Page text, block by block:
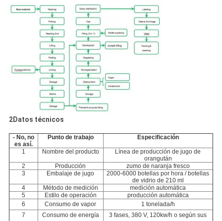
2Datos técnicos
- No, no
es así.
Punto de trabajo Especificación
1 Nombre del producto
Línea de producción de jugo de
orangután
2
Producción
zumo de naranja fresco
3
Embalaje de jugo
2000-6000 botellas por hora / botellas
de vidrio de 210 ml
4
Método de medición
medición automática
5
Estilo de operación
producción automática
6
Consumo de vapor
1 tonelada/h
7
Consumo de energía 3 fases, 380 V, 120kw/h o según sus